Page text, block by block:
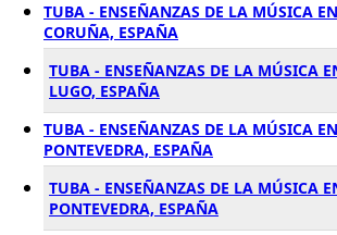
TUBA - ENSEÑANZAS DE LA MÚSICA
CORUÑA, ESPAÑA
TUBA - ENSEÑANZAS DE LA MÚSICA
LUGO, ESPAÑA
TUBA - ENSEÑANZAS DE LA MÚSICA
PONTEVEDRA, ESPAÑA
TUBA - ENSEÑANZAS DE LA MÚSICA
PONTEVEDRA, ESPAÑA